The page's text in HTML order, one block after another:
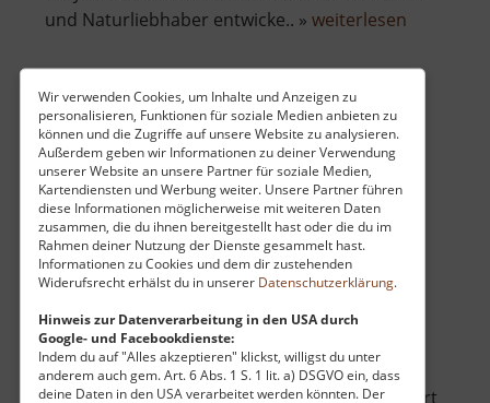
Wir verwenden Cookies, um Inhalte und Anzeigen zu
personalisieren, Funktionen für soziale Medien anbieten zu
können und die Zugriffe auf unsere Website zu analysieren.
Außerdem geben wir Informationen zu deiner Verwendung
unserer Website an unsere Partner für soziale Medien,
Kartendiensten und Werbung weiter. Unsere Partner führen
diese Informationen möglicherweise mit weiteren Daten
zusammen, die du ihnen bereitgestellt hast oder die du im
Rahmen deiner Nutzung der Dienste gesammelt hast.
Informationen zu Cookies und dem dir zustehenden
Widerufsrecht erhälst du in unserer Datenschutzerklärung.
Hinweis zur Datenverarbeitung in den USA durch
Google- und Facebookdienste:
Indem du auf "Alles akzeptieren" klickst, willigst du unter
anderem auch gem. Art. 6 Abs. 1 S. 1 lit. a) DSGVO ein, dass
deine Daten in den USA verarbeitet werden könnten. Der
und Naturliebhaber entwicke.. » weiterlesen
Mühle
Mühle Bienhof
Osterzgebirge
71 km vom aktuellen Standort
Die Mühle Bienhof liegt als malerisches
Gasthaus versteckt im tiefen Grün des
Mordgrundes im Osterzgebirge. Wer diesen Ort